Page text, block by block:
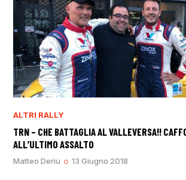
ALTRI RALLY
TRN – CHE BATTAGLIA AL VALLEVERSA!!
ALL’ULTIMO ASSALTO
Matteo Deriu 13 Giugno 2018